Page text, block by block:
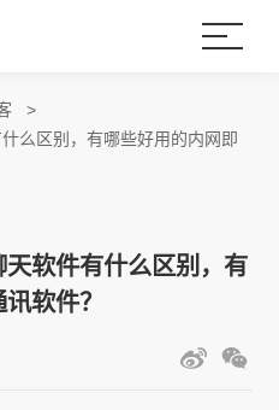
>
么区别，有哪些好用的内网即
软件有什么区别，有
软件？